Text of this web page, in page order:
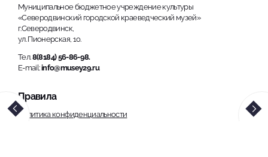
Муниципальное бюджетное учреждение культуры
«Северодвинский городской краеведческий музей»
г.Северодвинск,
ул. Пионерская, 10.
Тел.8(8184) 56-86-98.
E-mail:info@musey29.ru
Правила
Политика конфиденциальности